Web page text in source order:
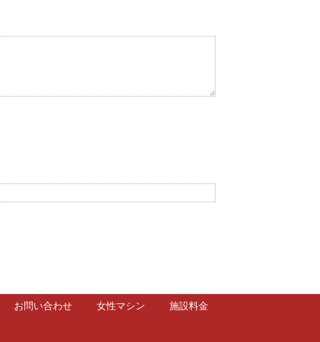
お問い合わせ 女性マシン 施設料金